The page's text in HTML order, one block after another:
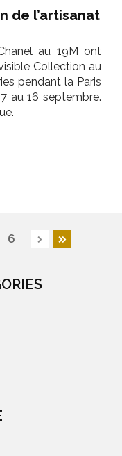
de l’artisanat
au 19M ont
Collection au
pendant la Paris
au 16 septembre.
6